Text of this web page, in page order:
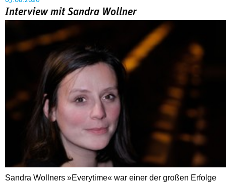
Interview mit Sandra Wollner
Sandra Wollners »Everytime« war einer der großen Erfolge